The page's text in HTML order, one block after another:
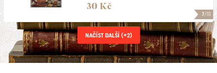
7/10
30 Kč
NAČÍST DALŠÍ (+2)